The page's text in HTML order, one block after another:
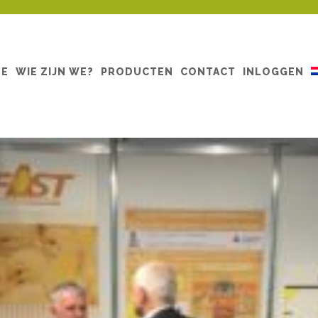
WIE ZIJN WE? PRODUCTEN CONTACT INLOGGEN